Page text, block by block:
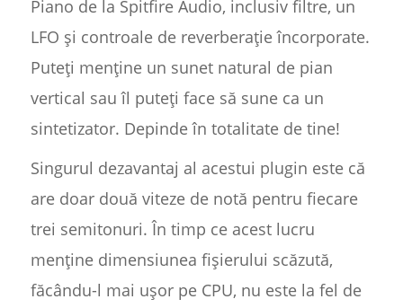
Piano de la Spitfire Audio, inclusiv filtre, un
LFO și controale de reverberație încorporate.
Puteți menține un sunet natural de pian
vertical sau îl puteți face să sune ca un
sintetizator. Depinde în totalitate de tine!
Singurul dezavantaj al acestui plugin este că
are doar două viteze de notă pentru fiecare
trei semitonuri. În timp ce acest lucru
menține dimensiunea fișierului scăzută,
făcându-l mai ușor pe CPU, nu este la fel de